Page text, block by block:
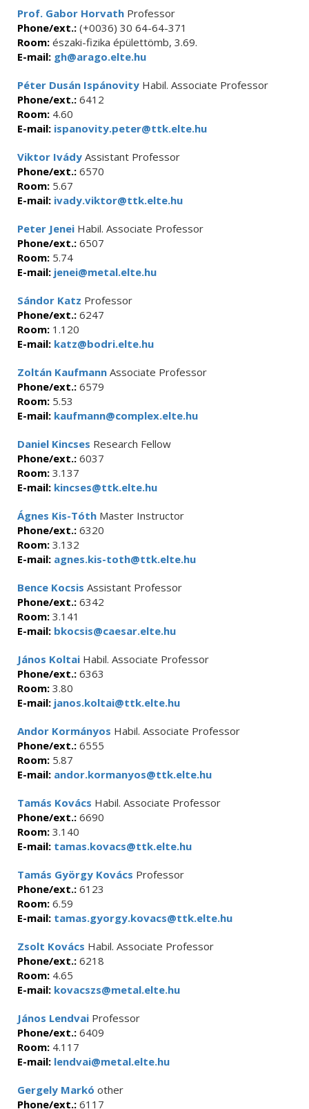
Prof. Gabor Horvath Professor
Phone/ext.: (+0036) 30 64-64-371
Room: északi-fizika épülettömb, 3.69.
E-mail: gh@arago.elte.hu
Péter Dusán Ispánovity Habil. Associate Professor
Phone/ext.: 6412
Room: 4.60
E-mail: ispanovity.peter@ttk.elte.hu
Viktor Ivády Assistant Professor
Phone/ext.: 6570
Room: 5.67
E-mail: ivady.viktor@ttk.elte.hu
Peter Jenei Habil. Associate Professor
Phone/ext.: 6507
Room: 5.74
E-mail: jenei@metal.elte.hu
Sándor Katz Professor
Phone/ext.: 6247
Room: 1.120
E-mail: katz@bodri.elte.hu
Zoltán Kaufmann Associate Professor
Phone/ext.: 6579
Room: 5.53
E-mail: kaufmann@complex.elte.hu
Daniel Kincses Research Fellow
Phone/ext.: 6037
Room: 3.137
E-mail: kincses@ttk.elte.hu
Ágnes Kis-Tóth Master Instructor
Phone/ext.: 6320
Room: 3.132
E-mail: agnes.kis-toth@ttk.elte.hu
Bence Kocsis Assistant Professor
Phone/ext.: 6342
Room: 3.141
E-mail: bkocsis@caesar.elte.hu
János Koltai Habil. Associate Professor
Phone/ext.: 6363
Room: 3.80
E-mail: janos.koltai@ttk.elte.hu
Andor Kormányos Habil. Associate Professor
Phone/ext.: 6555
Room: 5.87
E-mail: andor.kormanyos@ttk.elte.hu
Tamás Kovács Habil. Associate Professor
Phone/ext.: 6690
Room: 3.140
E-mail: tamas.kovacs@ttk.elte.hu
Tamás György Kovács Professor
Phone/ext.: 6123
Room: 6.59
E-mail: tamas.gyorgy.kovacs@ttk.elte.hu
Zsolt Kovács Habil. Associate Professor
Phone/ext.: 6218
Room: 4.65
E-mail: kovacszs@metal.elte.hu
János Lendvai Professor
Phone/ext.: 6409
Room: 4.117
E-mail: lendvai@metal.elte.hu
Gergely Markó other
Phone/ext.: 6117